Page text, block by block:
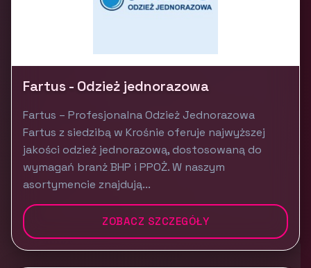
Fartus - Odzież jednorazowa
Fartus – Profesjonalna Odzież Jednorazowa
Fartus z siedzibą w Krośnie oferuje najwyższej
jakości odzież jednorazową, dostosowaną do
wymagań branż BHP i PPOŻ. W naszym
asortymencie znajdują...
ZOBACZ SZCZEGÓŁY